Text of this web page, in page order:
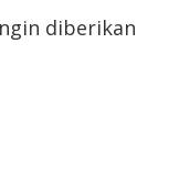
diberikan